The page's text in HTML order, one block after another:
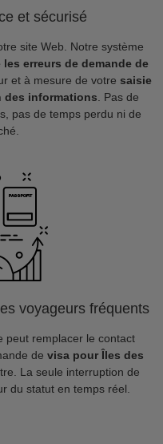
et sécurisé
site Web. Notre système
erreurs de demande de
et à mesure de votre saisie
des informations . Pas de
pas de temps perdu ni de
voyageurs fréquents
peut remplacer le contact
de visa pour Îles des
La seule interruption de
du statut en temps réel.